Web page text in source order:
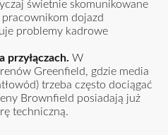
świetnie skomunikowane
dojazd
problemy kadrowe
przyłączach. W
Greenfield, gdzie media
trzeba często dociągać
Brownfield posiadają już
techniczną.